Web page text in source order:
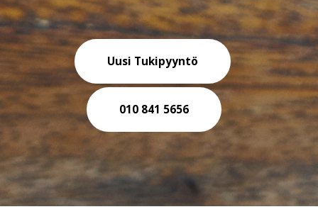
Uusi Tukipyyntö
010 841 5656